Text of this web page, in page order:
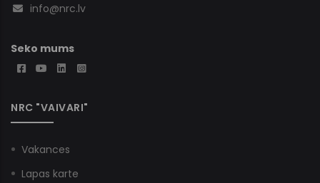
info@nrc.lv
Seko mums
NRC "VAIVARI"
Vakances
Lapas karte